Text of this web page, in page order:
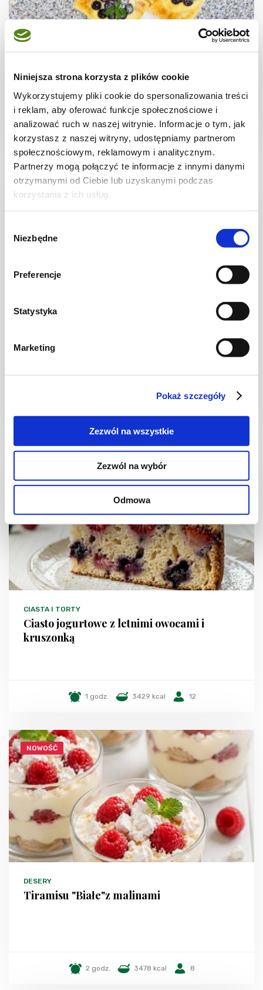
Niniejsza strona korzysta z plików cookie
Wykorzystujemy pliki cookie do spersonalizowania treści
i reklam, aby oferować funkcje społecznościowe i
analizować ruch w naszej witrynie. Informacje o tym, jak
korzystasz z naszej witryny, udostępniamy partnerom
społecznościowym, reklamowym i analitycznym.
Partnerzy mogą połączyć te informacje z innymi danymi
otrzymanymi od Ciebie lub uzyskanymi podczas
korzystania z ich usług.
zgody
Niezbędne
Preferencje
Statystyka
Marketing
Pokaż szczegóły
Zezwól na wszystkie
Zezwól na wybór
Odmowa
30 min. 1531 kcal 8
Ciasto warstwowe z kremem i malinową
CIASTA I TORTY
Ciasto jogurtowe z letnimi owocami i
kruszonką
1 godz. 3429 kcal 12
NOWOŚĆ
DESERY
Tiramisu "Białe"z malinami
2 godz. 3478 kcal 8